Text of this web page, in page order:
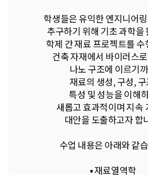
학생들은 유익한 엔지니어
추구하기 위해 기초 과학을
학제 간 재료 프로젝트를
건축 자재에서 바이러스
나노 구조에 이르기
재료의 생성, 구성,
특성 및 성능을 이해
새롭고 효과적이며 지속
대안을 도출하고자 합
수업 내용은 아래와 같
▪︎ 재료열역학